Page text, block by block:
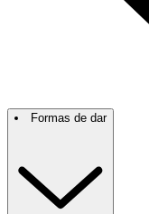
Formas de dar